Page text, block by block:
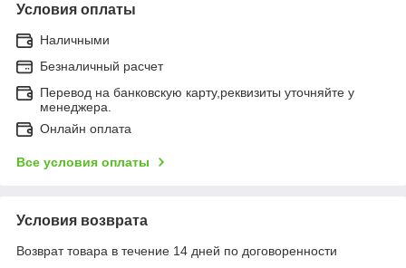
Условия оплаты
Наличными
Безналичный расчет
Перевод на банковскую карту,реквизиты уточняйте у
менеджера.
Онлайн оплата
Все условия оплаты
Условия возврата
Возврат товара в течение 14 дней по договоренности